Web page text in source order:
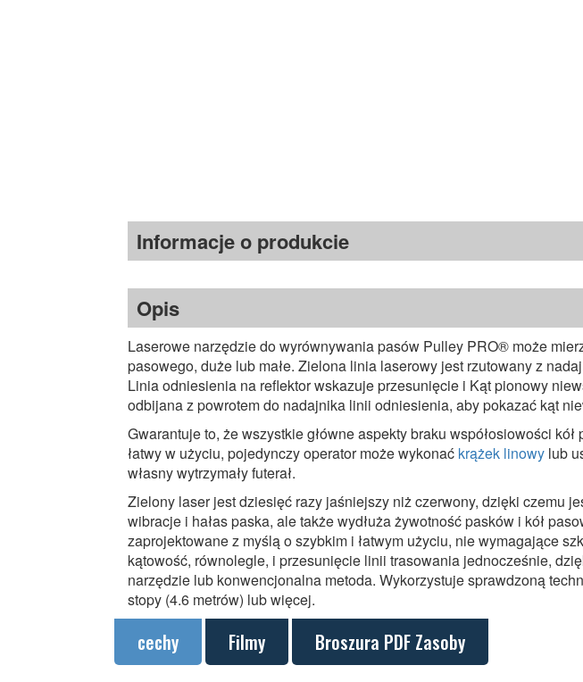
Informacje o produkcie
Opis
Laserowe narzędzie do wyrównywania pasów Pulley PRO® może
pasowego, duże lub małe. Zielona linia laserowy jest rzutowany z
Linia odniesienia na reflektor wskazuje przesunięcie i Kąt pionowy
odbijana z powrotem do nadajnika linii odniesienia, aby pokazać kąt
Gwarantuje to, że wszystkie główne aspekty braku współosiowości
łatwy w użyciu, pojedynczy operator może wykonać krążek linowylub
własny wytrzymały futerał.
Zielony laser jest dziesięć razy jaśniejszy niż czerwony, dzięki czemu
wibracje i hałas paska, ale także wydłuża żywotność pasków i kół
zaprojektowane z myślą o szybkim i łatwym użyciu, nie wymagające
kątowość, równolegle, i przesunięcie linii trasowania jednocześnie,
narzędzie lub konwencjonalna metoda. Wykorzystuje sprawdzoną
stopy (4.6 metrów) lub więcej.
cechy Filmy Broszura PDF Zasoby